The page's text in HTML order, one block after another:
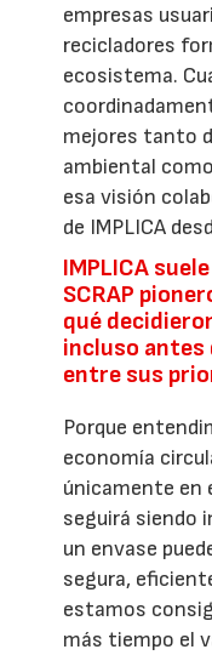
empresas
recicladores
ecosistema.
mejores tanto
ambiental
esa visión
de IMPLICA
IMPLICA
SCRAP
qué
incluso antes
entre sus
Porque
economía
únicamente en
seguirá siendo
un envase
segura,
estamos
más tiempo el